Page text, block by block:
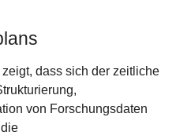
dass sich der zeitliche
von Forschungsdaten